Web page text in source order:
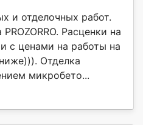
и отделочных работ.
Расценки на
с ценами на работы на
Отделка
микробето...